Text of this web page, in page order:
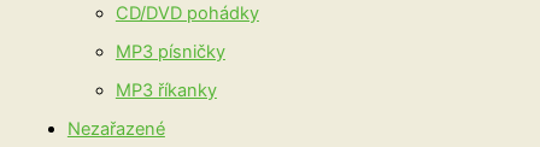
CD/DVD pohádky
MP3 písničky
MP3 říkanky
Nezařazené